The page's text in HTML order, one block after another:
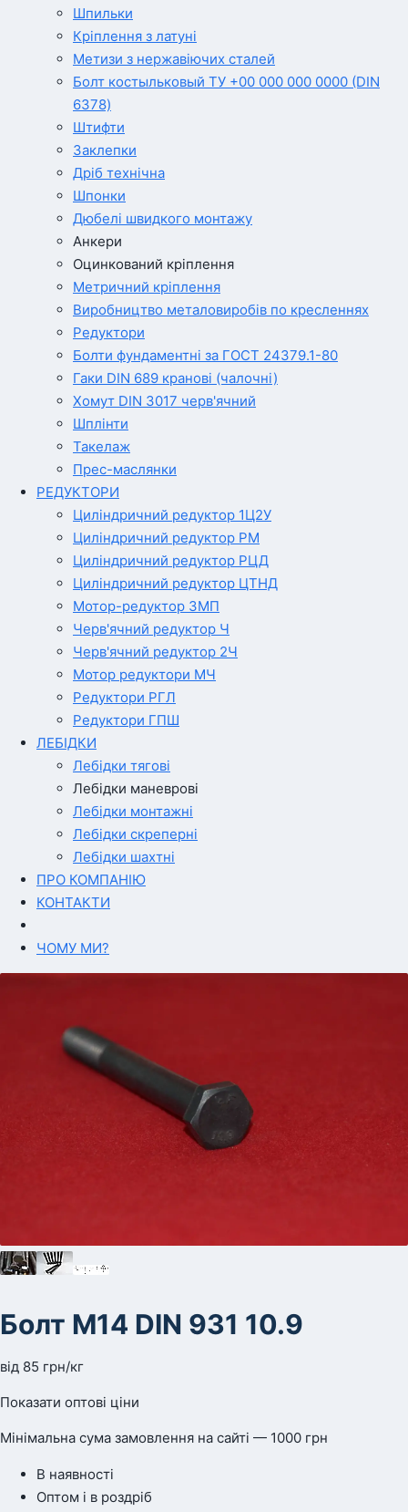
Шпильки
Кріплення з латуні
Метизи з нержавіючих сталей
Болт костыльковый ТУ +00 000 000 0000 (DIN
6378)
Штифти
Заклепки
Дріб технічна
Шпонки
Дюбелі швидкого монтажу
Анкери
Оцинкований кріплення
Метричний кріплення
Виробництво металовиробів по кресленнях
Редуктори
Болти фундаментні за ГОСТ 24379.1-80
Гаки DIN 689 кранові (чалочні)
Хомут DIN 3017 черв'ячний
Шплінти
Такелаж
Прес-маслянки
РЕДУКТОРИ
Циліндричний редуктор 1Ц2У
Циліндричний редуктор РМ
Циліндричний редуктор РЦД
Циліндричний редуктор ЦТНД
Мотор-редуктор 3МП
Черв'ячний редуктор Ч
Черв'ячний редуктор 2Ч
Мотор редуктори МЧ
Редуктори РГЛ
Редуктори ГПШ
ЛЕБІДКИ
Лебідки тягові
Лебідки маневрові
Лебідки монтажні
Лебідки скреперні
Лебідки шахтні
ПРО КОМПАНІЮ
КОНТАКТИ
ЧОМУ МИ?
Болт М14 DIN 931 10.9
від 85 грн/кг
Показати оптові ціни
Мінімальна сума замовлення на сайті — 1000 грн
В наявності
Оптом і в роздріб